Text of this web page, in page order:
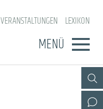
VERANSTALTUNGEN LEXIKON
MENÜ